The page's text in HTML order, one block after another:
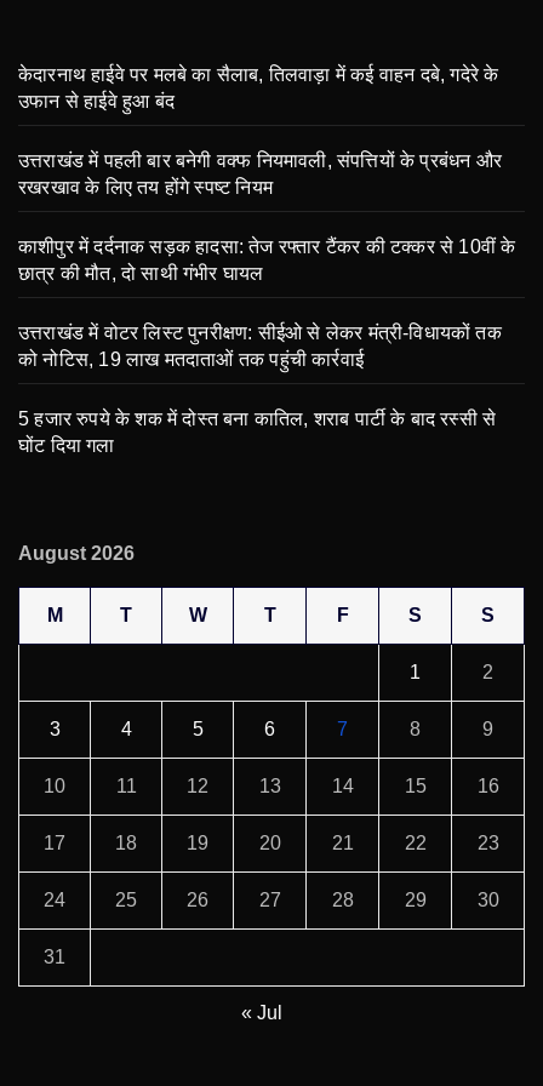
केदारनाथ हाईवे पर मलबे का सैलाब, तिलवाड़ा में कई वाहन दबे, गदेरे के
उफान से हाईवे हुआ बंद
उत्तराखंड में पहली बार बनेगी वक्फ नियमावली, संपत्तियों के प्रबंधन और
रखरखाव के लिए तय होंगे स्पष्ट नियम
काशीपुर में दर्दनाक सड़क हादसा: तेज रफ्तार टैंकर की टक्कर से 10वीं के
छात्र की मौत, दो साथी गंभीर घायल
उत्तराखंड में वोटर लिस्ट पुनरीक्षण: सीईओ से लेकर मंत्री-विधायकों तक
को नोटिस, 19 लाख मतदाताओं तक पहुंची कार्रवाई
5 हजार रुपये के शक में दोस्त बना कातिल, शराब पार्टी के बाद रस्सी से
घोंट दिया गला
August 2026
M T W T F S S
1 2
3 4 5 6 7 8 9
10 11 12 13 14 15 16
17 18 19 20 21 22 23
24 25 26 27 28 29 30
31
« Jul